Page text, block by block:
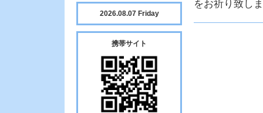
をお祈り致し
2026.08.07 Friday
携帯サイト